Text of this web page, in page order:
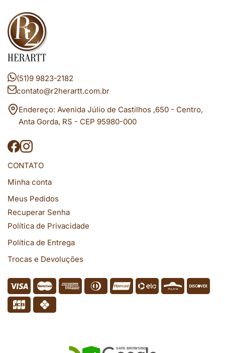
(51)9 9823-2182
contato@r2herartt.com.br
Endereço: Avenida Júlio de Castilhos ,650 - Centro,
Anta Gorda, RS - CEP 95980-000
CONTATO
Minha conta
Meus Pedidos
Recuperar Senha
Política de Privacidade
Política de Entrega
Trocas e Devoluções
SAFE BROWSING